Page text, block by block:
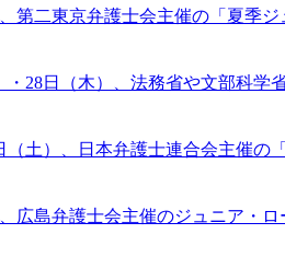
第二東京弁護士会主催の「夏季
・28日（木）、法務省や文部科
（土）、日本弁護士連合会主催
広島弁護士会主催のジュニア・